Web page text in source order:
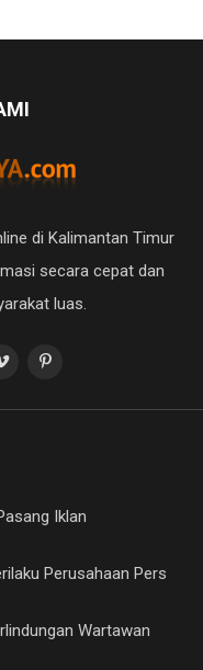
di Kalimantan Timur
secara cepat dan
luas.
Iklan
Perusahaan Pers
Wartawan